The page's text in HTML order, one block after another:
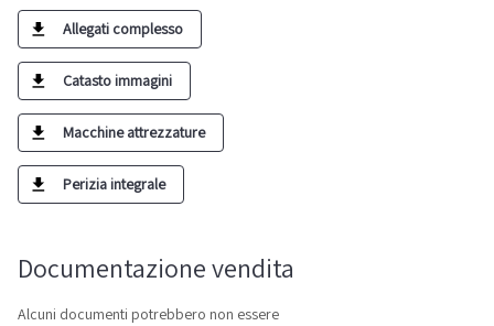
Allegati complesso
Catasto immagini
Macchine attrezzature
Perizia integrale
Documentazione vendita
Alcuni documenti potrebbero non essere